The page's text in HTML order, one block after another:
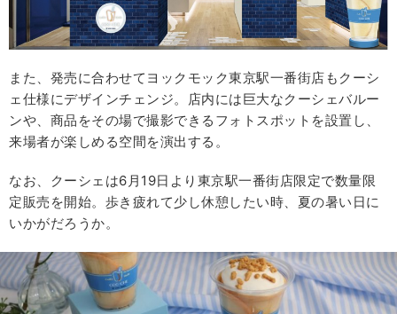
また、発売に合わせてヨックモック東京駅一番街店もクーシ
ェ仕様にデザインチェンジ。店内には巨大なクーシェバルー
ンや、商品をその場で撮影できるフォトスポットを設置し、
来場者が楽しめる空間を演出する。
なお、クーシェは6月19日より東京駅一番街店限定で数量限
定販売を開始。歩き疲れて少し休憩したい時、夏の暑い日に
いかがだろうか。